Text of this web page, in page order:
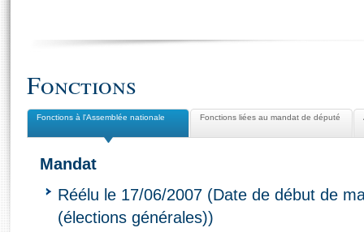
Fonctions
Fonctions à l'Assemblée nationale Fonctions liées au mandat de député
Mandat
Réélu le 17/06/2007 (Date de début de
(élections générales))